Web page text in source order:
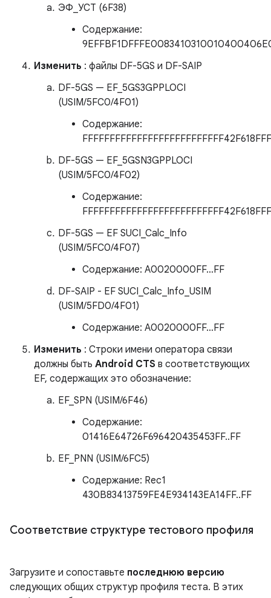
ЭФ_УСТ (6F38)
Содержание:
Изменить : файлы DF-5GS и DF-SAIP
DF-5GS — EF_5GS3GPPLOCI
(USIM/5FC0/4F01)
Содержание:
DF-5GS — EF_5GSN3GPPLOCI
(USIM/5FC0/4F02)
Содержание:
DF-5GS — EF SUCI_Calc_Info
(USIM/5FC0/4F07)
Содержание: A0020000FF…FF
DF-SAIP - EF SUCI_Calc_Info_USIM
(USIM/5FD0/4F01)
Содержание: A0020000FF…FF
Изменить : Строки имени оператора связи
должны быть Android CTS в соответствующих
EF, содержащих это обозначение:
EF_SPN (USIM/6F46)
Содержание:
01416E64726F696420435453FF..FF
EF_PNN (USIM/6FC5)
Содержание: Rec1
430B83413759FE4E934143EA14FF..FF
Соответствие структуре тестового профиля
Загрузите и сопоставьте последнюю версию
следующих общих структур профиля теста. В этих